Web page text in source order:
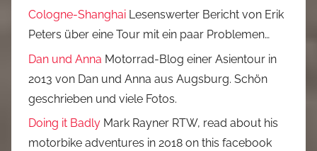
Cologne-Shanghai Lesenswerter Bericht von Erik
Peters über eine Tour mit ein paar Problemen…
Dan und Anna Motorrad-Blog einer Asientour in
2013 von Dan und Anna aus Augsburg. Schön
geschrieben und viele Fotos.
Doing it Badly Mark Rayner RTW, read about his
motorbike adventures in 2018 on this facebook